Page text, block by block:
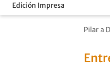
Edición Impresa
Pilar a